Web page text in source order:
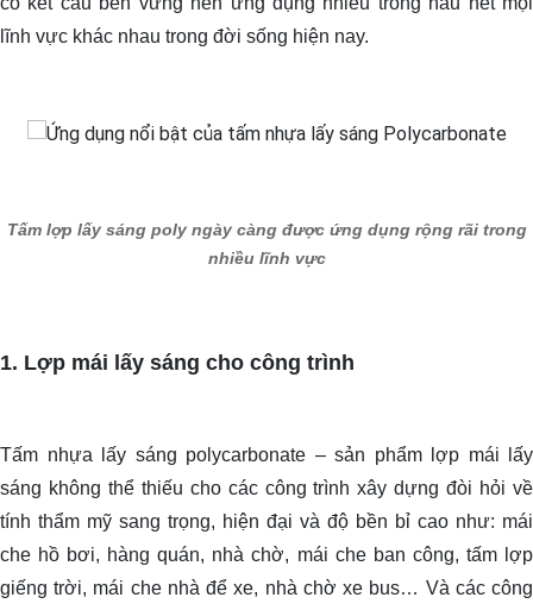
lĩnh vực khác nhau trong đời sống hiện nay.
Tấm lợp lấy sáng poly ngày càng được ứng dụng rộng rãi trong
nhiều lĩnh vực
1. Lợp mái lấy sáng cho công trình
Tấm nhựa lấy sáng polycarbonate – sản phẩm lợp mái lấy
sáng không thể thiếu cho các công trình xây dựng đòi hỏi về
tính thẩm mỹ sang trọng, hiện đại và độ bền bỉ cao như: mái
che hồ bơi, hàng quán, nhà chờ, mái che ban công, tấm lợp
giếng trời, mái che nhà để xe, nhà chờ xe bus… Và các công